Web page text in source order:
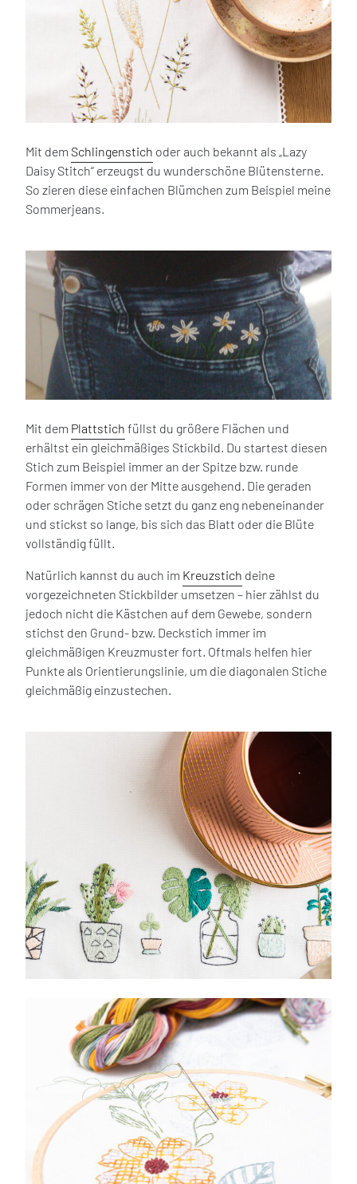
Mit dem Schlingenstich oder auch bekannt als „Lazy
Daisy Stitch“ erzeugst du wunderschöne Blütensterne.
So zieren diese einfachen Blümchen zum Beispiel meine
Sommerjeans.
Mit dem Plattstich füllst du größere Flächen und
erhältst ein gleichmäßiges Stickbild. Du startest diesen
Stich zum Beispiel immer an der Spitze bzw. runde
Formen immer von der Mitte ausgehend. Die geraden
oder schrägen Stiche setzt du ganz eng nebeneinander
und stickst so lange, bis sich das Blatt oder die Blüte
vollständig füllt.
Natürlich kannst du auch im Kreuzstich deine
vorgezeichneten Stickbilder umsetzen – hier zählst du
jedoch nicht die Kästchen auf dem Gewebe, sondern
stichst den Grund- bzw. Deckstich immer im
gleichmäßigen Kreuzmuster fort. Oftmals helfen hier
Punkte als Orientierungslinie, um die diagonalen Stiche
gleichmäßig einzustechen.